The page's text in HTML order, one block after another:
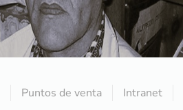
Puntos de venta Intranet